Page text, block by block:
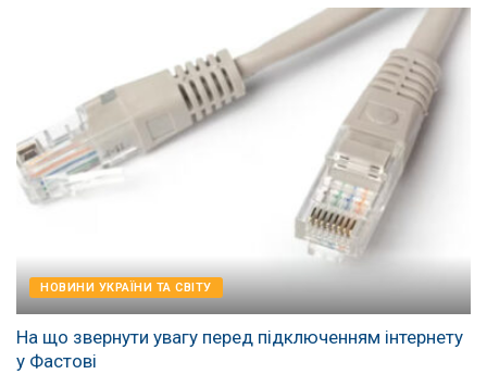
НОВИНИ УКРАЇНИ ТА СВІТУ
На що звернути увагу перед підключенням інтернету
у Фастові